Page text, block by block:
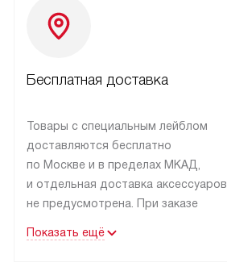
Бесплатная доставка
Товары с специальным лейблом
доставляются бесплатно
по Москве и в пределах МКАД,
и отдельная доставка аксессуаров
не предусмотрена. При заказе
рекомендуем обсудить
Показать ещё